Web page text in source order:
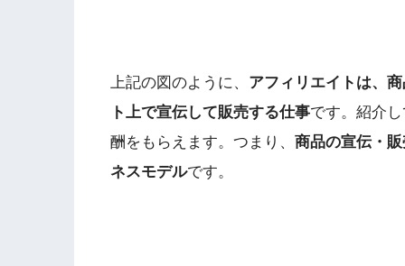
上記の図のように、 アフィリエイトは、
ト上で宣伝して販売する仕事です。紹介
酬をもらえます。つまり、 商品の宣伝・
ネスモデルです。